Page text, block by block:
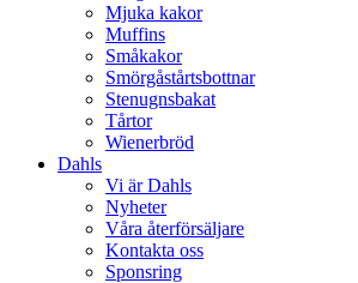
Mjuka kakor
Muffins
Småkakor
Smörgåstårtsbottnar
Stenugnsbakat
Tårtor
Wienerbröd
Dahls
Vi är Dahls
Nyheter
Våra återförsäljare
Kontakta oss
Sponsring